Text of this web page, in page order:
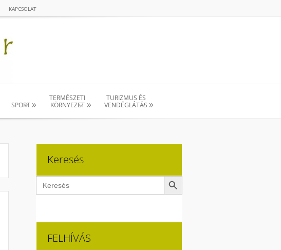
KAPCSOLAT
SPORT
TERMÉSZETI
KÖRNYEZET
TURIZMUS ÉS
VENDÉGLÁTÁS
Keresés
Search
for:
Search Button
FELHÍVÁS